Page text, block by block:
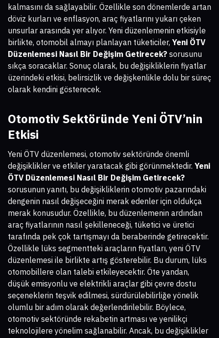
kalmasını da sağlayabilir. Özellikle son dönemlerde artan
döviz kurları ve enflasyon, araç fiyatlarını yukarı çeken
unsurlar arasında yer alıyor. Yeni düzenlemenin etkisiyle
birlikte, otomobil almayı planlayan tüketiciler, Yeni ÖTV
Düzenlemesi Nasıl Bir Değişim Getirecek? sorusunu
sıkça soracaklar. Sonuç olarak, bu değişikliklerin fiyatlar
üzerindeki etkisi, belirsizlik ve değişkenlikle dolu bir süreç
olarak kendini gösterecek.
Otomotiv Sektöründe Yeni ÖTV’nin
Etkisi
Yeni ÖTV düzenlemesi, otomotiv sektöründe önemli
değişiklikler ve etkiler yaratacak gibi görünmektedir. Yeni
ÖTV Düzenlemesi Nasıl Bir Değişim Getirecek?
sorusunun yanıtı, bu değişikliklerin otomotiv pazarındaki
dengenin nasıl değişeceğini merak edenler için oldukça
merak konusudur. Özellikle, bu düzenlemenin ardından
araç fiyatlarının nasıl şekilleneceği, tüketici ve üretici
tarafında pek çok tartışmayı da beraberinde getirecektir.
Özellikle lüks segmentteki araçların fiyatları, yeni ÖTV
düzenlemesi ile birlikte artış gösterebilir. Bu durum, lüks
otomobillere olan talebi etkileyecektir. Öte yandan,
düşük emisyonlu ve elektrikli araçlar gibi çevre dostu
seçeneklerin teşvik edilmesi, sürdürülebilirliğe yönelik
olumlu bir adım olarak değerlendirilebilir. Böylece,
otomotiv sektöründe rekabetin artması ve yenilikçi
teknolojilere yönelim sağlanabilir. Ancak, bu değişiklikler